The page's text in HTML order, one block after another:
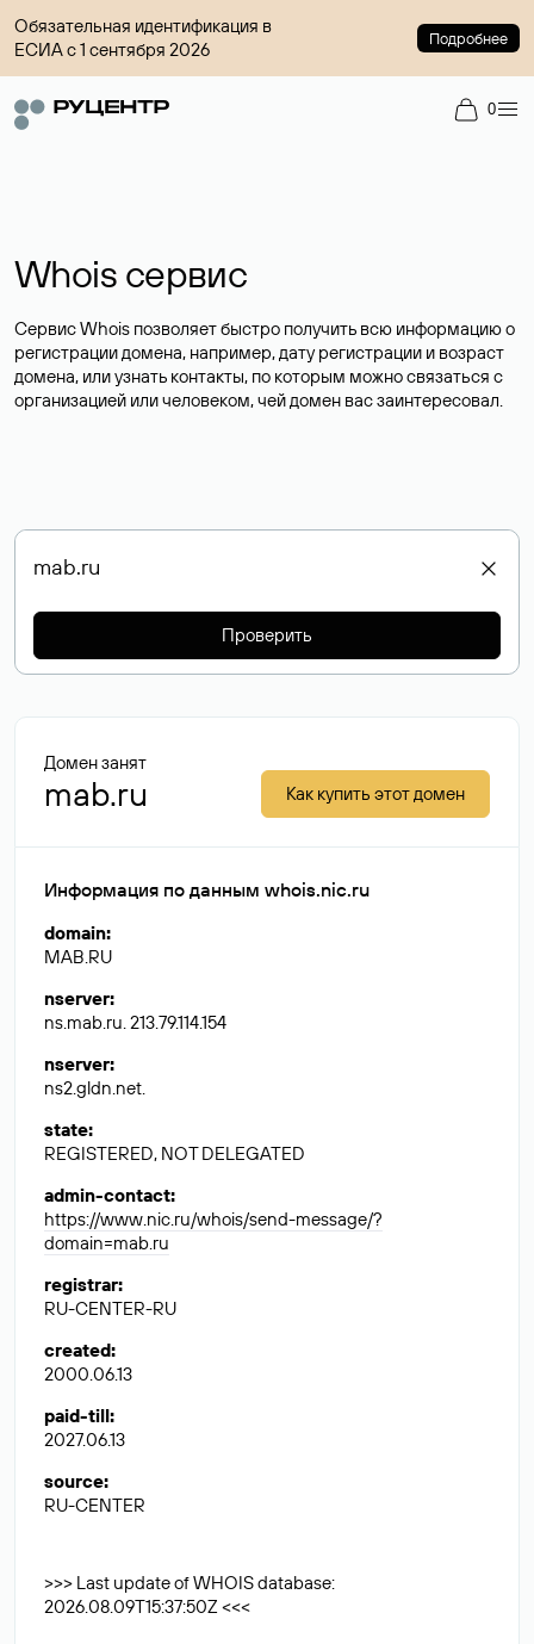
Обязательная идентификация в
ЕСИА с 1 сентября 2026
Подробнее
0
Whois сервис
Сервис Whois позволяет быстро получить всю информацию о
регистрации домена, например, дату регистрации и возраст
домена, или узнать контакты, по которым можно связаться с
организацией или человеком, чей домен вас заинтересовал.
Проверить
Домен занят
mab.ru Как купить этот домен
Информация по данным whois.nic.ru
domain:
MAB.RU
nserver:
ns.mab.ru. 213.79.114.154
nserver:
ns2.gldn.net.
state:
REGISTERED, NOT DELEGATED
admin-contact:
https://www.nic.ru/whois/send-message/?
domain=mab.ru
registrar:
RU-CENTER-RU
created:
2000.06.13
paid-till:
2027.06.13
source:
RU-CENTER
>>> Last update of WHOIS database:
2026.08.09T15:37:50Z <<<